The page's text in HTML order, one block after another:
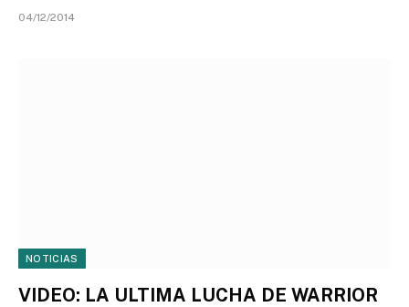
04/12/2014
NOTICIAS
VIDEO: LA ULTIMA LUCHA DE WARRIOR